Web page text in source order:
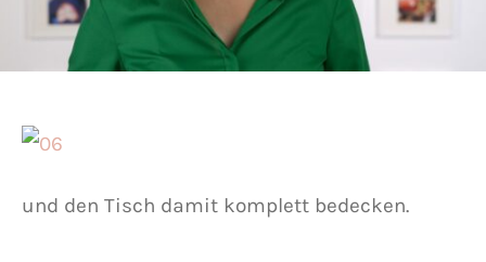
und den Tisch damit komplett bedecken.